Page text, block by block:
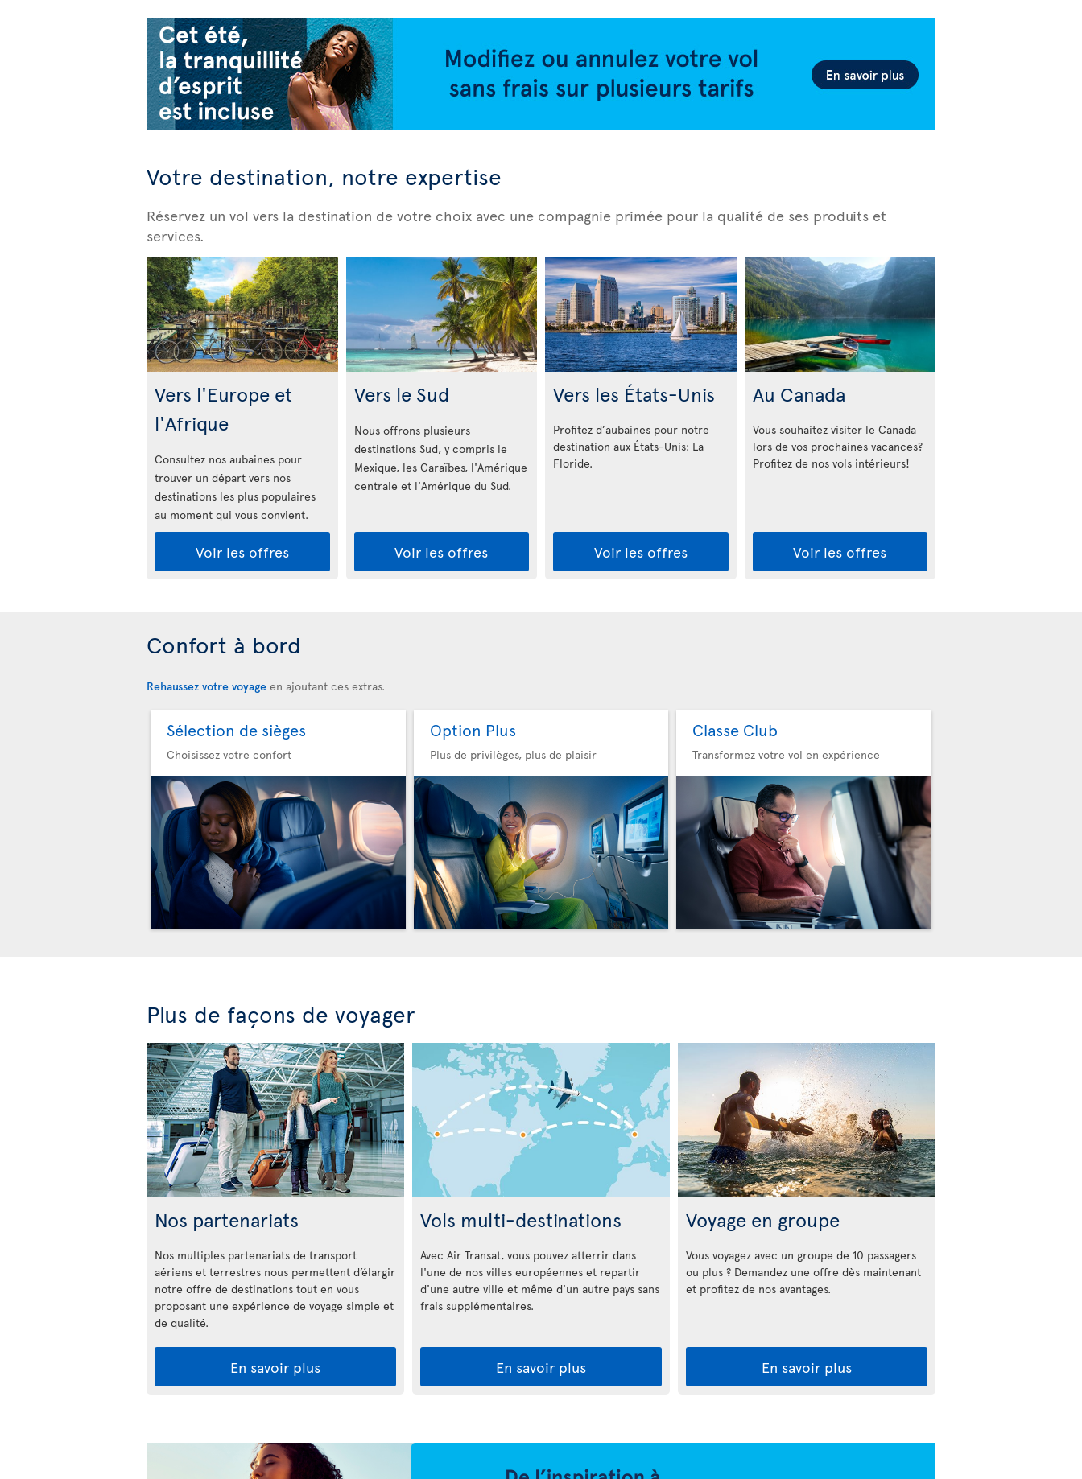
Votre destination, notre expertise
Réservez un vol vers la destination de votre choix avec une compagnie primée pour la qualité de ses produits et
services.
Vers l'Europe et
l'Afrique
Consultez nos aubaines pour
trouver un départ vers nos
destinations les plus populaires
au moment qui vous convient.
Voir les offres
Vers le Sud
Nous offrons plusieurs
destinations Sud, y compris le
Mexique, les Caraïbes, l'Amérique
centrale et l'Amérique du Sud.
Voir les offres
Vers les États-Unis
Profitez d’aubaines pour notre
destination aux États-Unis: La
Floride.
Voir les offres
Au Canada
Vous souhaitez visiter le Canada
lors de vos prochaines vacances?
Profitez de nos vols intérieurs!
Voir les offres
Confort à bord
Rehaussez votre voyage en ajoutant ces extras.
Sélection de sièges
Choisissez votre confort
Option Plus
Plus de privilèges, plus de plaisir
Classe Club
Transformez votre vol en expérience
Plus de façons de voyager
Nos partenariats
Nos multiples partenariats de transport
aériens et terrestres nous permettent d’élargir
notre offre de destinations tout en vous
proposant une expérience de voyage simple et
de qualité.
En savoir plus
Vols multi-destinations
Avec Air Transat, vous pouvez atterrir dans
l'une de nos villes européennes et repartir
d'une autre ville et même d'un autre pays sans
frais supplémentaires.
En savoir plus
Voyage en groupe
Vous voyagez avec un groupe de 10 passagers
ou plus ? Demandez une offre dès maintenant
et profitez de nos avantages.
En savoir plus